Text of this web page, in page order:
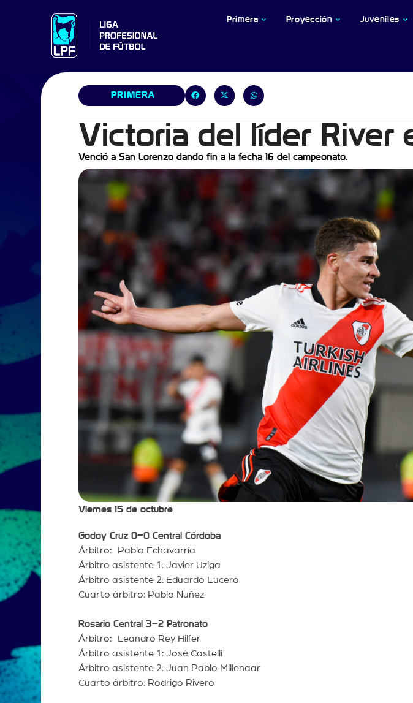
Primera Proyección Juveniles
PRIMERA
Victoria del líder River
Venció a San Lorenzo dando fin a la fecha 16 del campeonato.
Viernes 15 de octubre
Godoy Cruz 0–0 Central Córdoba
Árbitro: Pablo Echavarría
Árbitro asistente 1: Javier Uziga
Árbitro asistente 2: Eduardo Lucero
Cuarto árbitro: Pablo Nuñez
Rosario Central 3–2 Patronato
Árbitro: Leandro Rey Hilfer
Árbitro asistente 1: José Castelli
Árbitro asistente 2: Juan Pablo Millenaar
Cuarto árbitro: Rodrigo Rivero